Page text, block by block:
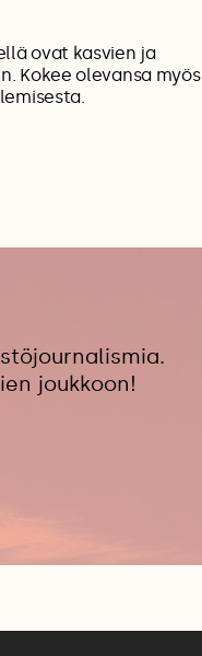
ovat kasvien ja
Kokee olevansa myös
joukkoon!